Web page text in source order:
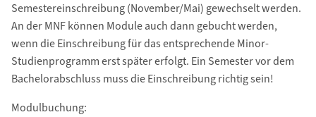
Semestereinschreibung (November/Mai) gewechselt werden.
An der MNF können Module auch dann gebucht werden,
wenn die Einschreibung für das entsprechende Minor-
Studienprogramm erst später erfolgt. Ein Semester vor dem
Bachelorabschluss muss die Einschreibung richtig sein!
Modulbuchung: